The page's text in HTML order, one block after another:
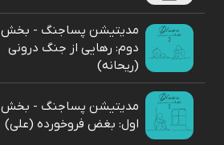
مدیتیشن پساجنگ - بخش
دوم: رهایی از جنگ درونی
(ریحانه)
مدیتیشن پساجنگ - بخش
اول: بغض فروخورده (علی)